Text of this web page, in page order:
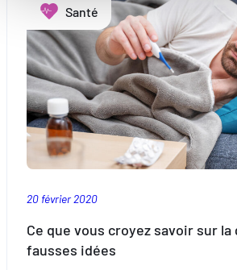
Améliorer votre expérience
vos fonctionnalités et en se
Mesurer l'audience en suivant le
comprenant comment vous arrivez
Proposer des offres et services
les performances. Partager des
sociaux utilisés et vous permettre de
hébergé sur un site externe.
couvertures
medicis
en
cas
d’infection
?
Santé
20 février 2020
Ce que vous croyez savoir sur la
fausses idées